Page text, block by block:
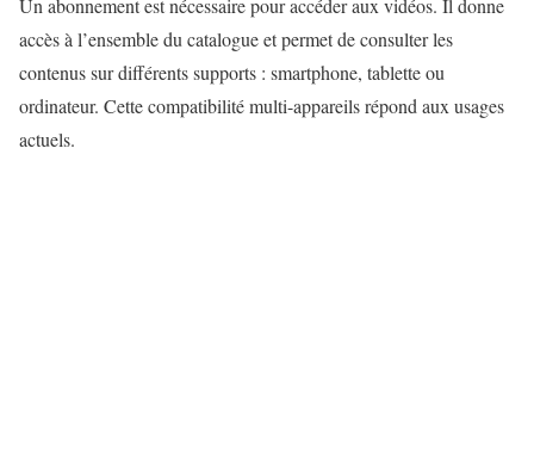
Un abonnement est nécessaire pour accéder aux vidéos. Il donne
accès à l’ensemble du catalogue et permet de consulter les
contenus sur différents supports : smartphone, tablette ou
ordinateur. Cette compatibilité multi-appareils répond aux usages
actuels.